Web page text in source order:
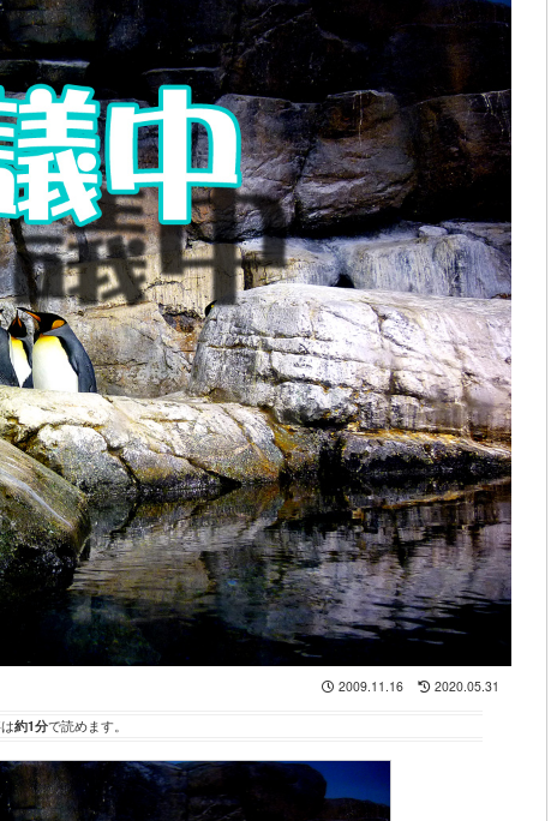
2009.11.16 2020.05.31
約1分で読めます。